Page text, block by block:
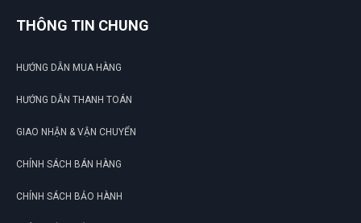
THÔNG TIN CHUNG
HƯỚNG DẪN MUA HÀNG
HƯỚNG DẪN THANH TOÁN
GIAO NHẬN & VẬN CHUYỂN
CHÍNH SÁCH BÁN HÀNG
CHÍNH SÁCH BẢO HÀNH